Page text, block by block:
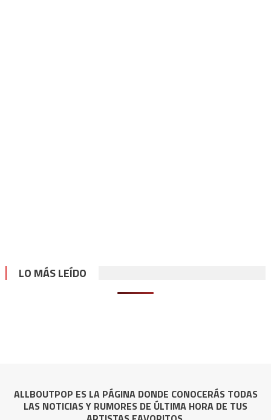
LO MÁS LEÍDO
ALLBOUTPOP ES LA PÁGINA DONDE CONOCERÁS TODAS
LAS NOTICIAS Y RUMORES DE ÚLTIMA HORA DE TUS